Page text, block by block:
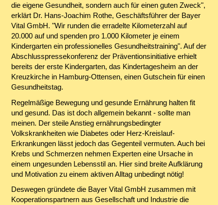
die eigene Gesundheit, sondern auch für einen guten Zweck",
erklärt Dr. Hans-Joachim Rothe, Geschäftsführer der Bayer
Vital GmbH. "Wir runden die erradelte Kilometerzahl auf
20.000 auf und spenden pro 1.000 Kilometer je einem
Kindergarten ein professionelles Gesundheitstraining". Auf der
Abschlusspressekonferenz der Präventionsinitiative erhielt
bereits der erste Kindergarten, das Kindertagesheim an der
Kreuzkirche in Hamburg-Ottensen, einen Gutschein für einen
Gesundheitstag.
Regelmäßige Bewegung und gesunde Ernährung halten fit
und gesund. Das ist doch allgemein bekannt - sollte man
meinen. Der steile Anstieg ernährungsbedingter
Volkskrankheiten wie Diabetes oder Herz-Kreislauf-
Erkrankungen lässt jedoch das Gegenteil vermuten. Auch bei
Krebs und Schmerzen nehmen Experten eine Ursache in
einem ungesunden Lebensstil an. Hier sind breite Aufklärung
und Motivation zu einem aktiven Alltag unbedingt nötig!
Deswegen gründete die Bayer Vital GmbH zusammen mit
Kooperationspartnern aus Gesellschaft und Industrie die